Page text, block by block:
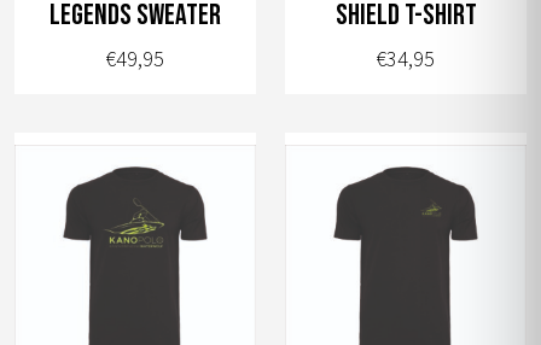
op
de
op
de
Legends sweater
€49,95
heeft
meerdere
variaties.
optie
Shield t-shirt
€34,95
heeft
meerdere
variaties.
optie